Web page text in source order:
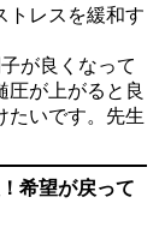
トレスを緩和す
が良くなって
圧が上がると良
たいです。先生
希望が戻って